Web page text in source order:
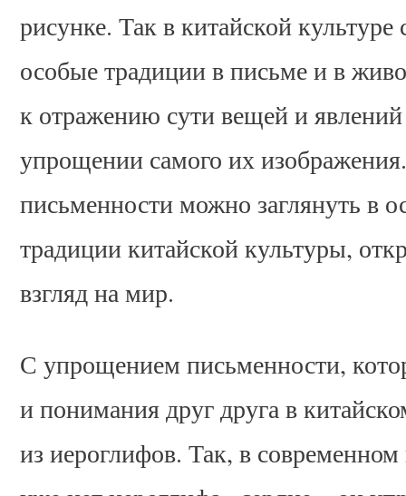
рисунке. Так в китайской
особые традиции в письме и в
к отражению сути вещей и явлений
упрощении самого их
письменности можно заглянуть в
традиции китайской культуры,
взгляд на мир.
С упрощением письменности,
и понимания друг друга в
из иероглифов. Так, в